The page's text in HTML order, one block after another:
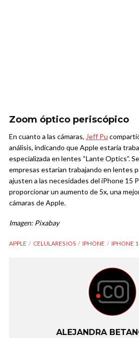
Zoom óptico periscópico
En cuanto a las cámaras, Jeff Pu
análisis, indicando que Apple estaría
especializada en lentes “Lante Optics”.
empresas estarían trabajando en lentes
ajusten a las necesidades del iPhone 15
proporcionar un aumento de 5x, una
cámaras de Apple.
Imagen: Pixabay
APPLE CELULARES IOS IPHONE IPHONE
ALEJANDRA